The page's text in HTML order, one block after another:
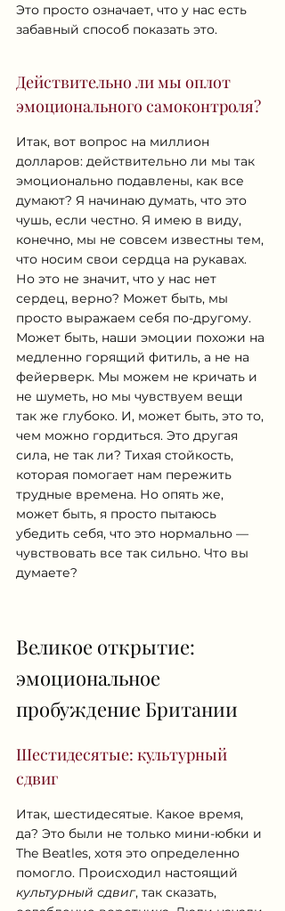
Это просто означает, что у нас есть
забавный способ показать это.
Действительно ли мы оплот
эмоционального самоконтроля?
Итак, вот вопрос на миллион
долларов: действительно ли мы так
эмоционально подавлены, как все
думают? Я начинаю думать, что это
чушь, если честно. Я имею в виду,
конечно, мы не совсем известны тем,
что носим свои сердца на рукавах.
Но это не значит, что у нас нет
сердец, верно? Может быть, мы
просто выражаем себя по-другому.
Может быть, наши эмоции похожи на
медленно горящий фитиль, а не на
фейерверк. Мы можем не кричать и
не шуметь, но мы чувствуем вещи
так же глубоко. И, может быть, это то,
чем можно гордиться. Это другая
сила, не так ли? Тихая стойкость,
которая помогает нам пережить
трудные времена. Но опять же,
может быть, я просто пытаюсь
убедить себя, что это нормально —
чувствовать все так сильно. Что вы
думаете?
Великое открытие:
эмоциональное
пробуждение Британии
Шестидесятые: культурный
сдвиг
Итак, шестидесятые. Какое время,
да? Это были не только мини-юбки и
The Beatles, хотя это определенно
помогло. Происходил настоящий
культурный сдвиг, так сказать,